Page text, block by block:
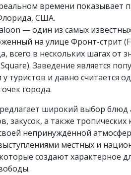
времени показывает
США.
— один из самых
на улице Фронт-стрит
всего в нескольких шагах
Заведение является
у туристов и давно считается
города.
широкий выбор блюд
закусок, а также
непринуждённой
местных и
создают характерное